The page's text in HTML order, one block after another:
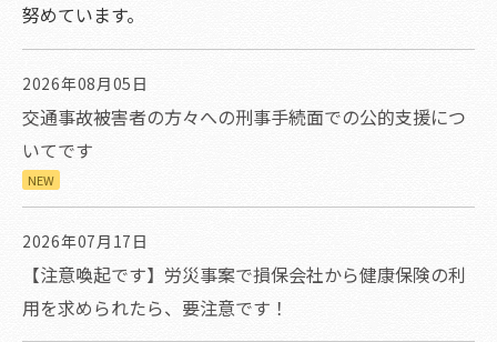
努めています。
2026年08月05日
交通事故被害者の方々への刑事手続面での公的支援につ
いてです
NEW
2026年07月17日
【注意喚起です】労災事案で損保会社から健康保険の利
用を求められたら、要注意です！